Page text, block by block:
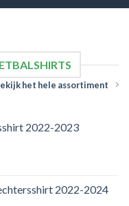
het hele assortiment
2022-2023
2022-2024